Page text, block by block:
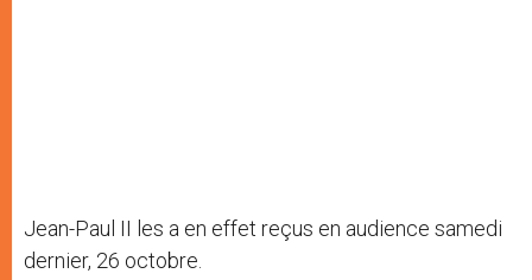
Jean-Paul II les a en effet reçus en audience samedi
dernier, 26 octobre.